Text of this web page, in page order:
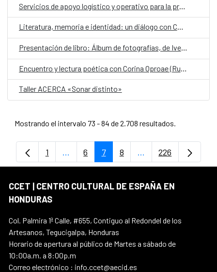
Servicios de apoyo logístico y operativo para la programación cultural, así como servicios auxiliares con funciones de conducción para las gestiones propias del Centro Cultural de España en Honduras (AECID)
Literatura, memoria e identidad: un diálogo con Corina Oproae
Presentación de libro: Álbum de fotografías, de Iveth Vega
Taller ACERCA «Sonar distinto»
Mostrando el intervalo 73 - 84 de 2.708 resultados.
Página
1 ...Páginas intermedias Use TAB para
Página
6 Página
7 Página
8 ...PáginasPágina
226
CCET | CENTRO CULTURAL DE ESPAÑA EN
HONDURAS
Col. Palmira 1ª Calle, #655, Contiguo al Redondel de los
Artesanos, Tegucigalpa, Honduras
Horario de apertura al público de Martes a sábado de
10:00a.m. a 8:00p.m
Correo electrónico : info.ccet@aecid.es